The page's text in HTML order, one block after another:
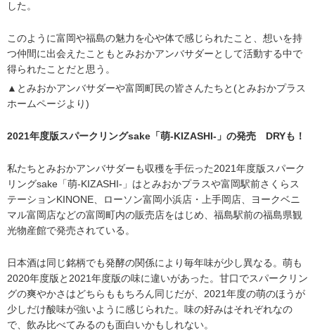
した。
このように富岡や福島の魅力を心や体で感じられたこと、想いを持
つ仲間に出会えたこともとみおかアンバサダーとして活動する中で
得られたことだと思う。
▲とみおかアンバサダーや富岡町民の皆さんたちと(とみおかプラス
ホームページより)
2021年度版スパークリングsake 「萌-KIZASHI- 」の発売 DRYも！
私たちとみおかアンバサダーも収穫を手伝った2021年度版スパーク
リングsake「萌-KIZASHI-」はとみおかプラスや富岡駅前さくらス
テーションKINONE、ローソン富岡小浜店・上手岡店、ヨークベニ
マル富岡店などの富岡町内の販売店をはじめ、福島駅前の福島県観
光物産館で発売されている。
日本酒は同じ銘柄でも発酵の関係により毎年味が少し異なる。萌も
2020年度版と2021年度版の味に違いがあった。甘口でスパークリン
グの爽やかさはどちらももちろん同じだが、2021年度の萌のほうが
少しだけ酸味が強いように感じられた。味の好みはそれぞれなの
で、飲み比べてみるのも面白いかもしれない。